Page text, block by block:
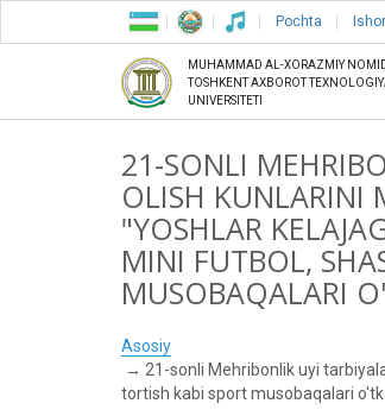
Pochta
MUHAMMAD AL-XORAZMIY
TOSHKENT AXBOROT
UNIVERSITETI
21-SONLI
OLISH KUNLARINI
"YOSHLAR
MINI FUTBOL,
MUSOBAQALARI
Asosiy
21-sonli Mehribonlik uyi
tortish kabi sport musobaqalari